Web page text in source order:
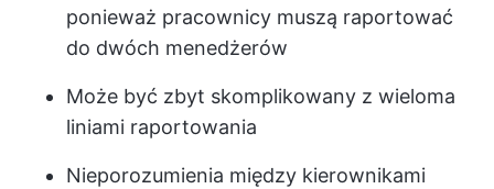
ponieważ pracownicy muszą raportować
do dwóch menedżerów
Może być zbyt skomplikowany z wieloma
liniami raportowania
Nieporozumienia między kierownikami